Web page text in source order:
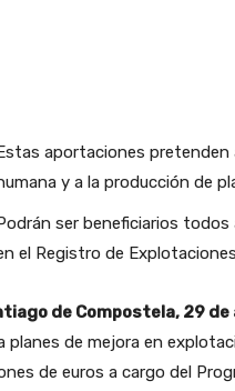
aportaciones
y a la producción de
ser beneficiarios
el Registro de
de Compostela, 29
planes de mejora en
de euros a cargo del